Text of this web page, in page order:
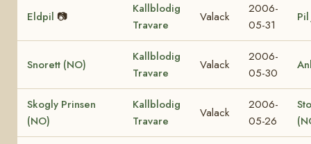
Eldpil 📷
Kallblodig
Travare
Valack
2006-
05-31
Pil
Snorett (NO)
Kallblodig
Travare
Valack
2006-
05-30
Skogly Prinsen
(NO)
Kallblodig
Travare
Valack
2006-
05-26